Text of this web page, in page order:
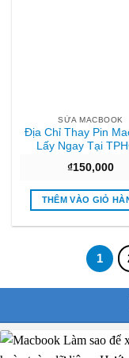
SỬA MACBOOK
Địa Chỉ Thay Pin
Lấy Ngay Tại
₫150,000
THÊM VÀO GIỎ
1